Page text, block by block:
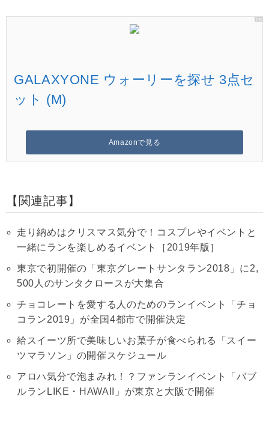
GALAXYONE ウォーリーを探せ 3点セ
ット (M)
Amazonで見る
関連記事
走り納めはクリスマス気分で！コスプレやイベントと
一緒にランを楽しめるイベント［2019年版］
東京で初開催の「東京グレートサンタラン2018」に2,
500人のサンタクロースが大集合
チョコレートを愛する人のためのランイベント「チョ
コラン2019」が全国4都市で開催決定
給スイーツ所で美味しいお菓子が食べられる「スイー
ツマラソン」の開催スケジュール
アロハ気分で泡まみれ！？ファンランイベント「バブ
ルランLIKE・HAWAII」が東京と大阪で開催